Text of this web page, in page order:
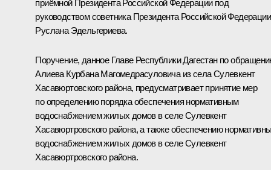
приёмной Президента Российской Федерации под
руководством советника Президента Российской Федерации
Руслана Эдельгериева.
Поручение, данное Главе Республики Дагестан по
Алиева Курбана Магомедрасуловича из села Сулевкент
Хасавюртовского района, предусматривает принятие мер
по определению порядка обеспечения нормативным
водоснабжением жилых домов в селе Сулевкент
Хасавюртровского района, а также обеспечению
водоснабжением жилых домов в селе Сулевкент
Хасавюртровского района.